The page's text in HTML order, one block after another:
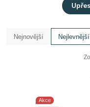
Nejnovější Nejlevnější
Akce